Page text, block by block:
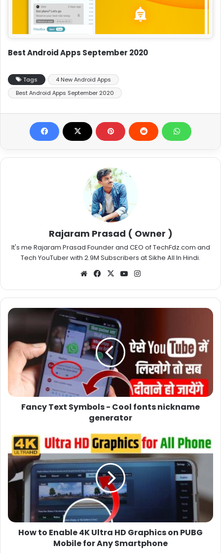
Best Android Apps September 2020
Tags
4 New Android Apps
Best Android Apps September 2020
Rajaram Prasad ( Owner )
It's me Rajaram Prasad Founder and CEO of TechFdz.com and
Tech YouTuber with 2.9M Subscribers at Sikhe All In Hindi.
WebsiteFacebook
X YouTube
Fancy Text Symbols - Cool fonts nickname
generator
How to Enable 4K Ultra HD Graphics on PUBG
Mobile for Any Smartphone